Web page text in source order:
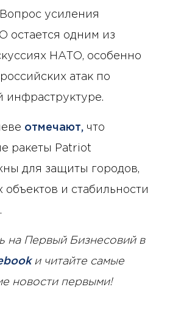
усиления
остается одним из
НАТО, особенно
атак по
инфраструктуре.
отмечают, что
ракеты Patriot
для защиты городов,
и стабильности
на Первый Бизнесовий в
и читайте самые
новости первыми!